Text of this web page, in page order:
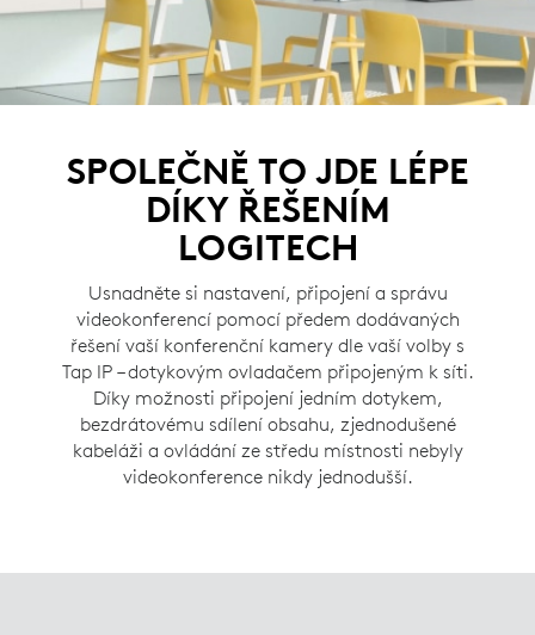
SPOLEČNĚ TO JDE LÉPE
DÍKY ŘEŠENÍM
LOGITECH
Usnadněte si nastavení, připojení a správu
videokonferencí pomocí předem dodávaných
řešení vaší konferenční kamery dle vaší volby s
Tap IP – dotykovým ovladačem připojeným k síti.
Díky možnosti připojení jedním dotykem,
bezdrátovému sdílení obsahu, zjednodušené
kabeláži a ovládání ze středu místnosti nebyly
videokonference nikdy jednodušší.